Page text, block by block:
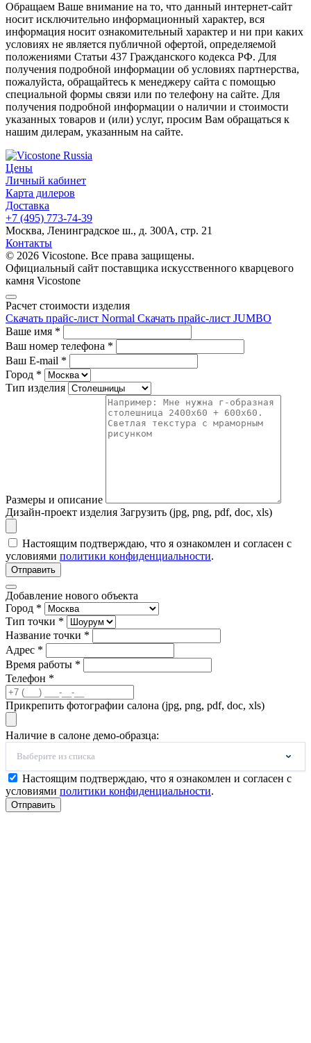
Обращаем Ваше внимание на то, что данный интернет-сайт
носит исключительно информационный характер, вся
информация носит ознакомительный характер и ни при каких
условиях не является публичной офертой, определяемой
положениями Статьи 437 Гражданского кодекса РФ. Для
получения подробной информации об условиях партнерства,
пожалуйста, обращайтесь к менеджеру сайта с помощью
специальной формы связи или по телефону на сайте. Для
получения подробной информации о наличии и стоимости
указанных товаров и (или) услуг, просим Вам обращаться к
нашим дилерам, указанным на сайте.
Цены
Личный кабинет
Карта дилеров
Доставка
+7 (495) 773-74-39
Москва, Ленинградское ш., д. 300А, стр. 21
Контакты
© 2026 Vicostone. Все права защищены.
Официальный сайт поставщика искусственного кварцевого
камня Vicostone
Расчет стоимости изделия
Скачать прайс-лист Normal Скачать прайс-лист JUMBO
Ваше имя *
Ваш номер телефона *
Ваш E-mail *
Город *
Тип изделия
Размеры и описание
Дизайн-проект изделия Загрузить (jpg, png, pdf, doc, xls)
Настоящим подтверждаю, что я ознакомлен и согласен с
условиями политики конфиденциальности.
Отправить
Добавление нового объекта
Город *
Тип точки *
Название точки *
Адрес *
Время работы *
Телефон *
Прикрепить фотографии салона (jpg, png, pdf, doc, xls)
Наличие в салоне демо-образца:
Выберите из списка
Настоящим подтверждаю, что я ознакомлен и согласен с
условиями политики конфиденциальности.
Отправить